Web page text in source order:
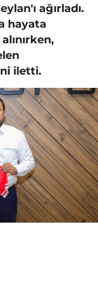
ağırladı.
hayata
iletti.